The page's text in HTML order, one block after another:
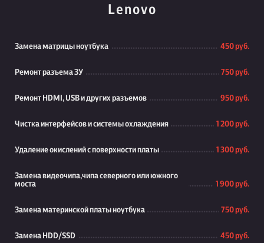
Lenovo
Замена матрицы ноутбука 450 руб.
Ремонт разъема ЗУ 750 руб.
Ремонт HDMI, USB и других разъемов 950 руб.
Чистка интерфейсов и системы охлаждения 1 200 руб.
Удаление окислений с поверхности платы 1 300 руб.
Замена видеочипа,чипа северного или южного
моста
1 900 руб.
Замена материнской платы ноутбука 750 руб.
Замена HDD/SSD 450 руб.